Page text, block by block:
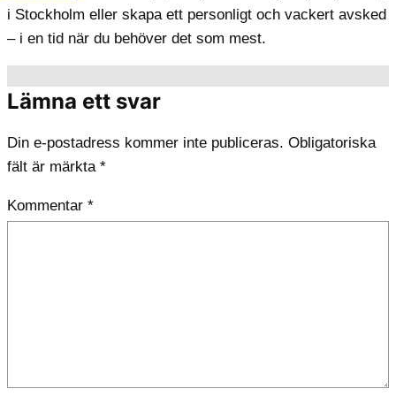
i Stockholm eller skapa ett personligt och vackert avsked
– i en tid när du behöver det som mest.
Lämna ett svar
Din e-postadress kommer inte publiceras. Obligatoriska
fält är märkta *
Kommentar *